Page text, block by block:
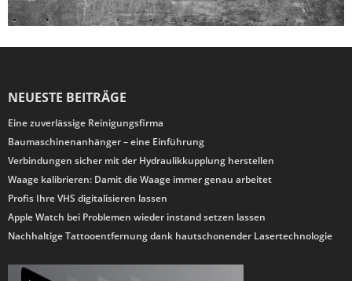
NEUESTE BEITRÄGE
Eine zuverlässige Reinigungsfirma
Baumaschinenanhänger – eine Einführung
Verbindungen sicher mit der Hydraulikkupplung herstellen
Waage kalibrieren: Damit die Waage immer genau arbeitet
Profis Ihre VHS digitalisieren lassen
Apple Watch bei Problemen wieder instand setzen lassen
Nachhaltige Tattooentfernung dank hautschonender Lasertechnologie